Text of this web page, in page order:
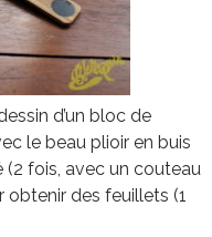
d’un bloc de
le beau plioir en buis
(2 fois, avec un couteau
obtenir des feuillets (1